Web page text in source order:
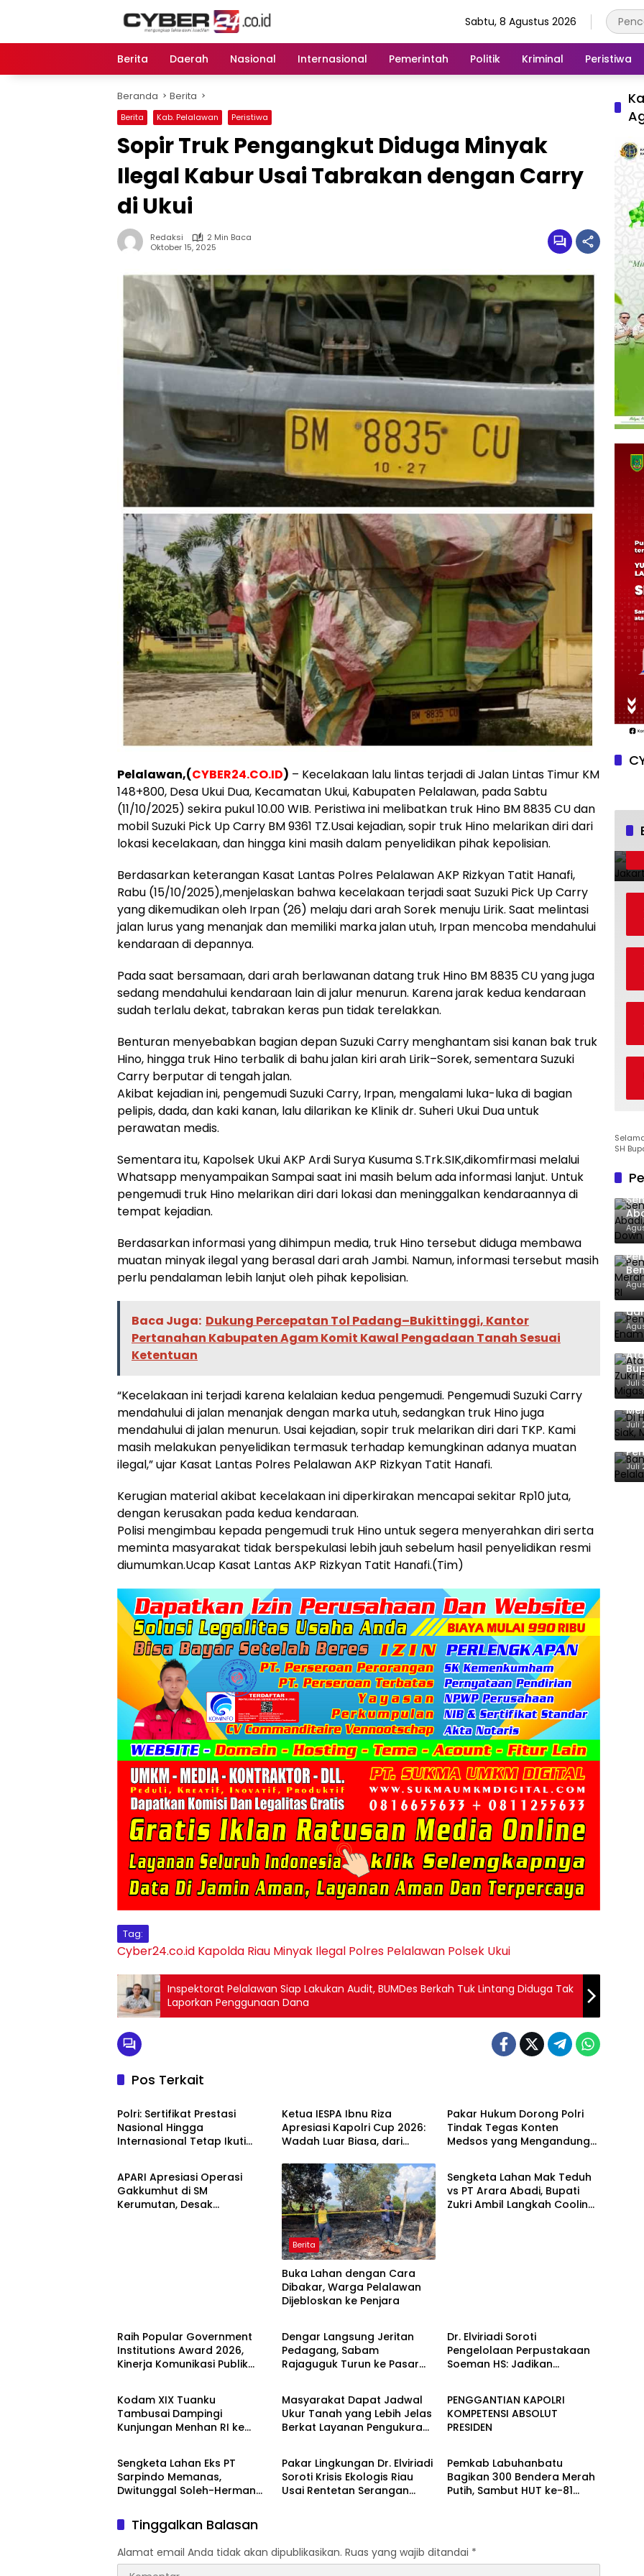
Sabtu, 8 Agustus 2026
Berita Daerah Nasional Internasional Pemerintah Politik Kriminal Peristiwa
Beranda Berita
Berita Kab. Pelalawan Peristiwa
Sopir Truk Pengangkut Diduga Minyak
Ilegal Kabur Usai Tabrakan dengan Carry
di Ukui
Redaksi
2 Min Baca
Oktober 15, 2025
Pelalawan,(CYBER24.CO.ID) – Kecelakaan lalu lintas terjadi di Jalan Lintas Timur KM
148+800, Desa Ukui Dua, Kecamatan Ukui, Kabupaten Pelalawan, pada Sabtu
(11/10/2025) sekira pukul 10.00 WIB. Peristiwa ini melibatkan truk Hino BM 8835 CU dan
mobil Suzuki Pick Up Carry BM 9361 TZ.Usai kejadian, sopir truk Hino melarikan diri dari
lokasi kecelakaan, dan hingga kini masih dalam penyelidikan pihak kepolisian.
Berdasarkan keterangan Kasat Lantas Polres Pelalawan AKP Rizkyan Tatit Hanafi,
Rabu (15/10/2025),menjelaskan bahwa kecelakaan terjadi saat Suzuki Pick Up Carry
yang dikemudikan oleh Irpan (26) melaju dari arah Sorek menuju Lirik. Saat melintasi
jalan lurus yang menanjak dan memiliki marka jalan utuh, Irpan mencoba mendahului
kendaraan di depannya.
Pada saat bersamaan, dari arah berlawanan datang truk Hino BM 8835 CU yang juga
sedang mendahului kendaraan lain di jalur menurun. Karena jarak kedua kendaraan
sudah terlalu dekat, tabrakan keras pun tidak terelakkan.
Benturan menyebabkan bagian depan Suzuki Carry menghantam sisi kanan bak truk
Hino, hingga truk Hino terbalik di bahu jalan kiri arah Lirik–Sorek, sementara Suzuki
Carry berputar di tengah jalan.
Akibat kejadian ini, pengemudi Suzuki Carry, Irpan, mengalami luka-luka di bagian
pelipis, dada, dan kaki kanan, lalu dilarikan ke Klinik dr. Suheri Ukui Dua untuk
perawatan medis.
Sementara itu, Kapolsek Ukui AKP Ardi Surya Kusuma S.Trk.SIK,dikomfirmasi melalui
Whatsapp menyampaikan Sampai saat ini masih belum ada informasi lanjut. Untuk
pengemudi truk Hino melarikan diri dari lokasi dan meninggalkan kendaraannya di
tempat kejadian.
Berdasarkan informasi yang dihimpun media, truk Hino tersebut diduga membawa
muatan minyak ilegal yang berasal dari arah Jambi. Namun, informasi tersebut masih
perlu pendalaman lebih lanjut oleh pihak kepolisian.
Baca Juga: Dukung Percepatan Tol Padang–Bukittinggi, Kantor
Pertanahan Kabupaten Agam Komit Kawal Pengadaan Tanah Sesuai
Ketentuan
“Kecelakaan ini terjadi karena kelalaian kedua pengemudi. Pengemudi Suzuki Carry
mendahului di jalan menanjak dengan marka utuh, sedangkan truk Hino juga
mendahului di jalan menurun. Usai kejadian, sopir truk melarikan diri dari TKP. Kami
masih melakukan penyelidikan termasuk terhadap kemungkinan adanya muatan
ilegal,” ujar Kasat Lantas Polres Pelalawan AKP Rizkyan Tatit Hanafi.
Kerugian material akibat kecelakaan ini diperkirakan mencapai sekitar Rp10 juta,
dengan kerusakan pada kedua kendaraan.
Polisi mengimbau kepada pengemudi truk Hino untuk segera menyerahkan diri serta
meminta masyarakat tidak berspekulasi lebih jauh sebelum hasil penyelidikan resmi
diumumkan.Ucap Kasat Lantas AKP Rizkyan Tatit Hanafi.(Tim)
Tag:
Cyber24.co.id Kapolda Riau Minyak Ilegal Polres Pelalawan Polsek Ukui
Inspektorat Pelalawan Siap Lakukan Audit, BUMDes Berkah Tuk Lintang Diduga Tak
Laporkan Penggunaan Dana
Pos Terkait
Berita
Polri: Sertifikat Prestasi
Nasional Hingga
Internasional Tetap Ikuti
Ketua IESPA Ibnu Riza
Apresiasi Kapolri Cup 2026:
Wadah Luar Biasa, dari
Nasional
Pakar Hukum Dorong Polri
Tindak Tegas Konten
Medsos yang Mengandung
Berita
APARI Apresiasi Operasi
Gakkumhut di SM
Kerumutan, Desak
Berita
Buka Lahan dengan Cara
Dibakar, Warga Pelalawan
Dijebloskan ke Penjara
Berita
Sengketa Lahan Mak Teduh
vs PT Arara Abadi, Bupati
Zukri Ambil Langkah Cooling
Raih Popular Government
Institutions Award 2026,
Kinerja Komunikasi Publik
Berita
Dengar Langsung Jeritan
Pedagang, Sabam
Rajaguguk Turun ke Pasar
Dr. Elviriadi Soroti
Pengelolaan Perpustakaan
Soeman HS: Jadikan
Intelektual
Berita
Kodam XIX Tuanku
Tambusai Dampingi
Kunjungan Menhan RI ke
Satuan
Berita
Masyarakat Dapat Jadwal
Ukur Tanah yang Lebih Jelas
Berkat Layanan Pengukuran
Berita
PENGGANTIAN KAPOLRI
KOMPETENSI ABSOLUT
PRESIDEN
Berita
Sengketa Lahan Eks PT
Sarpindo Memanas,
Dwitunggal Soleh-Herman
Pulau Rupat
Berita
Pakar Lingkungan Dr. Elviriadi
Soroti Krisis Ekologis Riau
Usai Rentetan Serangan
Berita
Pemkab Labuhanbatu
Bagikan 300 Bendera Merah
Putih, Sambut HUT ke-81
Tinggalkan Balasan
Alamat email Anda tidak akan dipublikasikan. Ruas yang wajib ditandai *
SH
Juli
Di
Juli
Juli